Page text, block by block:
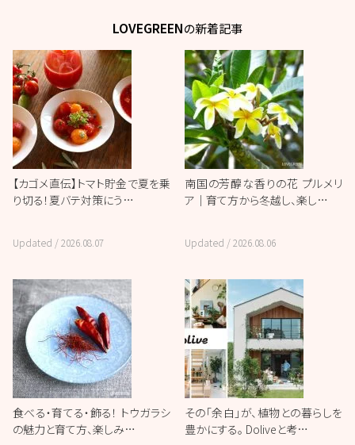
LOVEGREENの新着記事
【カゴメ直伝】トマト貯金で夏を乗
り切る！夏バテ対策にう…
Updated /2026.08.07
南国の芳醇な香りの花 プルメリ
ア｜育て方から冬越し、楽し…
Updated /2026.08.06
食べる・育てる・飾る！ トウガラシ
の魅力と育て方、楽しみ…
その「余白」が、植物との暮らしを
豊かにする。 Doliveと考…